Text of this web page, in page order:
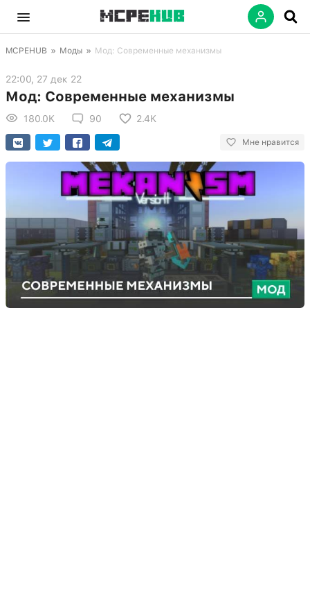
MCPEHUB » Моды » Мод: Современные механизмы
22:00, 27 дек 22
Мод: Современные механизмы
180.0K 90 2.4K
Мне нравится